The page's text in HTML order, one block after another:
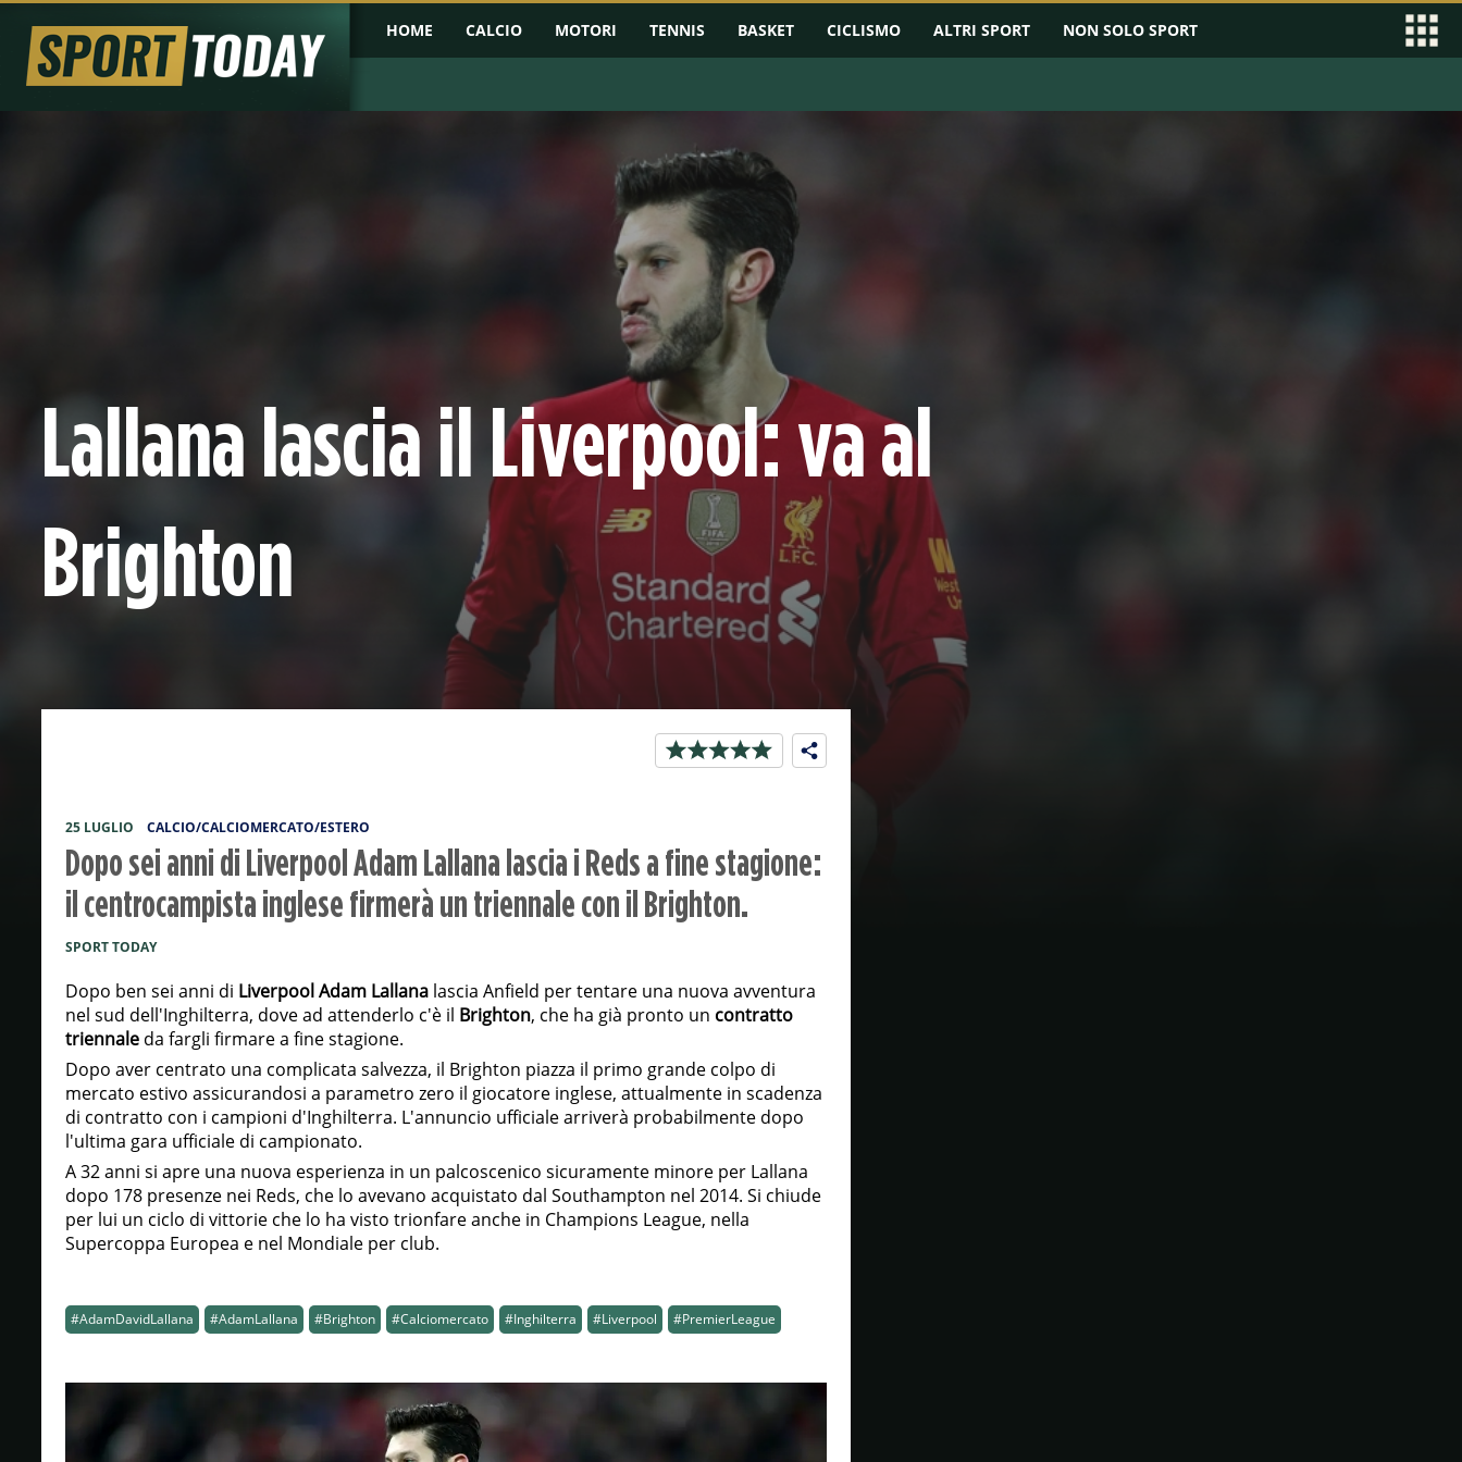
HOME CALCIO MOTORI TENNIS BASKET CICLISMO ALTRI SPORT NON SOLO SPORT
Lallana lascia il Liverpool: va al
Brighton
25 LUGLIO CALCIO/CALCIOMERCATO/ESTERO
Dopo sei anni di Liverpool Adam Lallana lascia i Reds a fine stagione:
il centrocampista inglese firmerà un triennale con il Brighton.
SPORT TODAY
Dopo ben sei anni di Liverpool Adam Lallanalascia Anfield per tentare una nuova avventura
nel sud dell'Inghilterra, dove ad attenderlo c'è il Brighton, che ha già pronto un contratto
triennaleda fargli firmare a fine stagione.
Dopo aver centrato una complicata salvezza, il Brighton piazza il primo grande colpo di
mercato estivo assicurandosi a parametro zero il giocatore inglese, attualmente in scadenza
di contratto con i campioni d'Inghilterra. L'annuncio ufficiale arriverà probabilmente dopo
l'ultima gara ufficiale di campionato.
A 32 anni si apre una nuova esperienza in un palcoscenico sicuramente minore per Lallana
dopo 178 presenze nei Reds, che lo avevano acquistato dal Southampton nel 2014. Si chiude
per lui un ciclo di vittorie che lo ha visto trionfare anche in Champions League, nella
Supercoppa Europea e nel Mondiale per club.
#AdamDavidLallana #AdamLallana #Brighton #Calciomercato #Inghilterra #Liverpool #PremierLeague